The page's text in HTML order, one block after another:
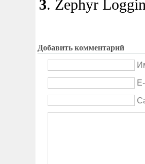
3. Zephyr
Добавить комментарий